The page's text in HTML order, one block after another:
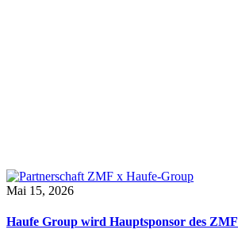
Mai 15, 2026
Haufe Group wird Hauptsponsor des ZMF